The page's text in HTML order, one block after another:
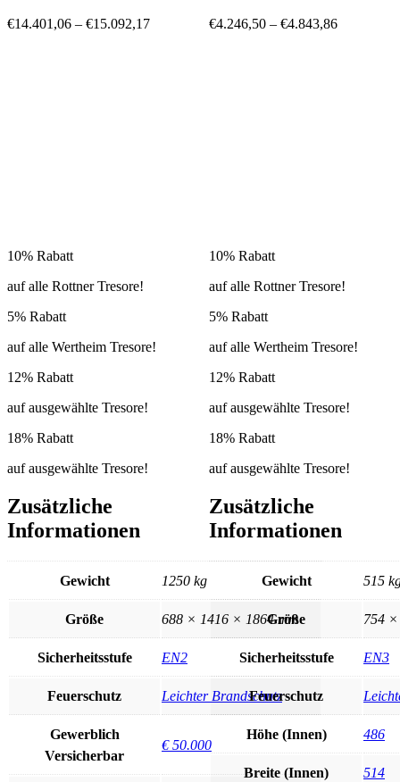
€14.401,06 – €15.092,17
10% Rabatt
auf alle Rottner Tresore!
5% Rabatt
auf alle Wertheim Tresore!
12% Rabatt
auf ausgewählte Tresore!
18% Rabatt
auf ausgewählte Tresore!
Zusätzliche
Informationen
Gewicht 1250 kg
Größe 688 × 1416 × 1864 mm
Sicherheitsstufe EN2
Feuerschutz Leichter Brandschutz
Gewerblich
Versicherbar
€ 50.000
€4.246,50 – €4.843,86
10% Rabatt
auf alle Rottner Tresore!
5% Rabatt
auf alle Wertheim Tresore!
12% Rabatt
auf ausgewählte Tresore!
18% Rabatt
auf ausgewählte Tresore!
Zusätzliche
Informationen
Gewicht 515
Größe 754
Sicherheitsstufe EN3
Feuerschutz
Höhe (Innen) 486
Breite (Innen) 514